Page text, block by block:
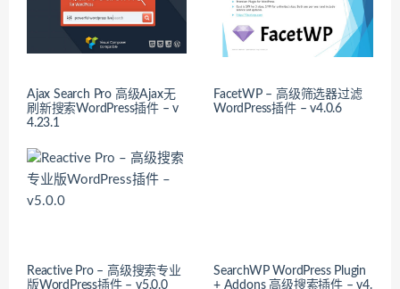
Ajax Search Pro 高级Ajax无
刷新搜索WordPress插件 – v
4.23.1
FacetWP – 高级筛选器过滤
WordPress插件 – v4.0.6
Reactive Pro – 高级搜索专业
版WordPress插件 – v5.0.0
SearchWP WordPress Plugin
+ Addons 高级搜索插件 – v4.